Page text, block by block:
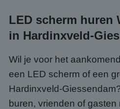
LED scherm huren
in Hardinxveld-
Wil je voor het
een LED scherm of een
Hardinxveld-
buren, vrienden of gasten